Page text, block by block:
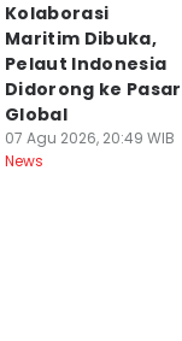
Kolaborasi
Maritim Dibuka,
Pelaut Indonesia
Didorong ke Pasar
Global
07 Agu 2026, 20:49 WIB
News